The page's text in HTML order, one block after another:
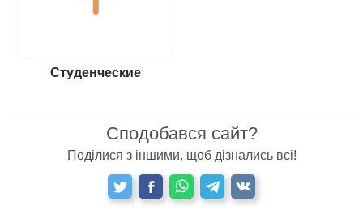
Студенческие
Сподобався сайт?
Поділися з іншими, щоб дізнались всі!